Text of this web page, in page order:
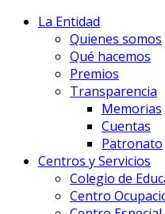
La Entidad
Quienes somos
Qué hacemos
Premios
Transparencia
Memorias
Cuentas
Patronato
Centros y Servicios
Colegio de
Centro